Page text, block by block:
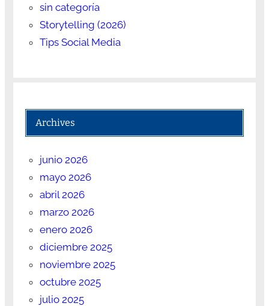
sin categoría
Storytelling (2026)
Tips Social Media
Archives
junio 2026
mayo 2026
abril 2026
marzo 2026
enero 2026
diciembre 2025
noviembre 2025
octubre 2025
julio 2025